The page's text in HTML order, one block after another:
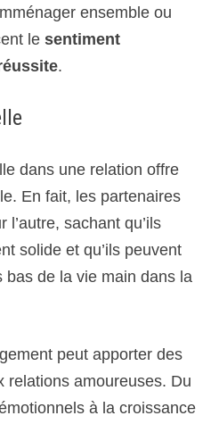
ensemble ou
le sentiment
.
dans une relation offre
En fait, les partenaires
l’autre, sachant qu’ils
solide et qu’ils peuvent
de la vie main dans la
peut apporter des
relations amoureuses. Du
à la croissance